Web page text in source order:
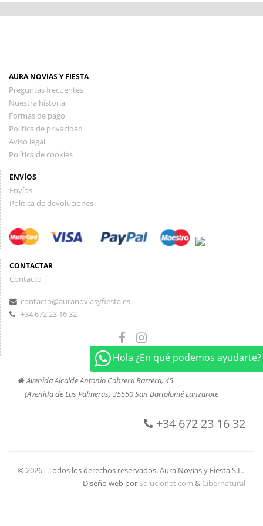
Hola ¿En qué podemos ayudarte?
AURA NOVIAS Y FIESTA
Preguntas frecuentes
Nuestra historia
Formas de pago
Política de privacidad
Aviso legal
Política de cookies
ENVÍOS
Envíos
Política de devoluciones
CONTACTAR
Contacto
contacto@auranoviasyfiesta.es
+34 672 23 16 32
Avenida Alcalde Antonio Cabrera Barrera, 45
(Avenida de Las Palmeras) 35550 San Bartolomé Lanzarote
+34 672 23 16 32
© 2026 - Todos los derechos reservados. Aura Novias y Fiesta S.L.
Diseño web por Solucionet.com & Cibernatural